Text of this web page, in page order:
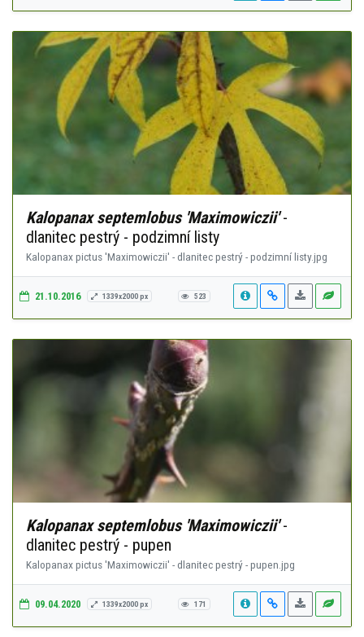
Kalopanax septemlobus 'Maximowiczii'-
dlanitec pestrý - podzimní listy
Kalopanax pictus 'Maximowiczii' - dlanitec pestrý - podzimní listy.jpg
21.10.2016 1339x2000 px 523
Kalopanax septemlobus 'Maximowiczii'-
dlanitec pestrý - pupen
Kalopanax pictus 'Maximowiczii' - dlanitec pestrý - pupen.jpg
09.04.2020 1339x2000 px 171